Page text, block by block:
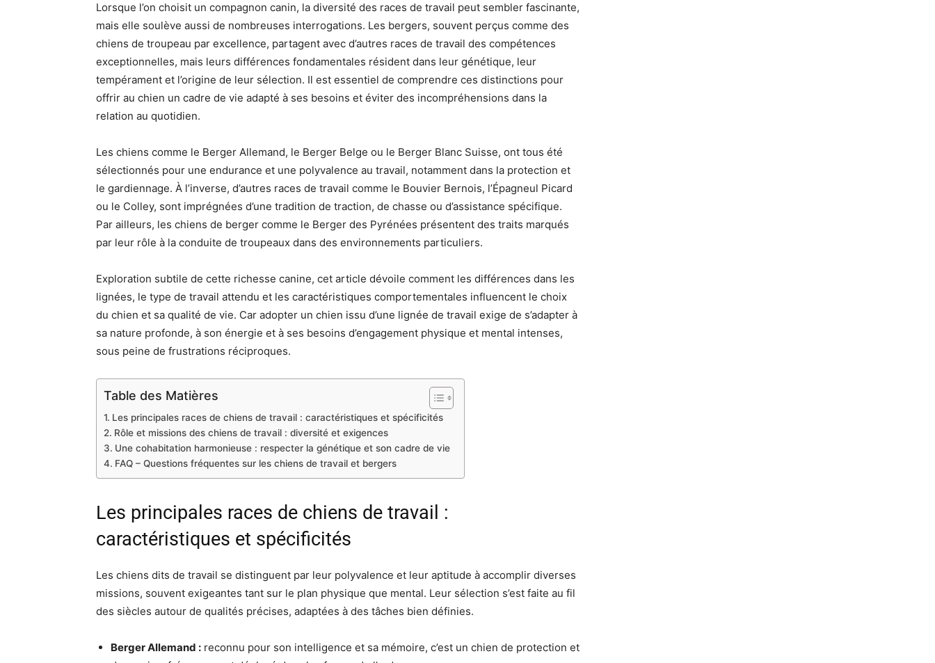
Lorsque l’on choisit un compagnon canin, la diversité des races de travail peut sembler fascinante,
mais elle soulève aussi de nombreuses interrogations. Les bergers, souvent perçus comme des
chiens de troupeau par excellence, partagent avec d’autres races de travail des compétences
exceptionnelles, mais leurs différences fondamentales résident dans leur génétique, leur
tempérament et l’origine de leur sélection. Il est essentiel de comprendre ces distinctions pour
offrir au chien un cadre de vie adapté à ses besoins et éviter des incompréhensions dans la
relation au quotidien.
Les chiens comme le Berger Allemand, le Berger Belge ou le Berger Blanc Suisse, ont tous été
sélectionnés pour une endurance et une polyvalence au travail, notamment dans la protection et
le gardiennage. À l’inverse, d’autres races de travail comme le Bouvier Bernois, l’Épagneul Picard
ou le Colley, sont imprégnées d’une tradition de traction, de chasse ou d’assistance spécifique.
Par ailleurs, les chiens de berger comme le Berger des Pyrénées présentent des traits marqués
par leur rôle à la conduite de troupeaux dans des environnements particuliers.
Exploration subtile de cette richesse canine, cet article dévoile comment les différences dans les
lignées, le type de travail attendu et les caractéristiques comportementales influencent le choix
du chien et sa qualité de vie. Car adopter un chien issu d’une lignée de travail exige de s’adapter à
sa nature profonde, à son énergie et à ses besoins d’engagement physique et mental intenses,
sous peine de frustrations réciproques.
Table des Matières
Les principales races de chiens de travail : caractéristiques et spécificités
Rôle et missions des chiens de travail : diversité et exigences
Une cohabitation harmonieuse : respecter la génétique et son cadre de vie
FAQ – Questions fréquentes sur les chiens de travail et bergers
Les principales races de chiens de travail :
caractéristiques et spécificités
Les chiens dits de travail se distinguent par leur polyvalence et leur aptitude à accomplir diverses
missions, souvent exigeantes tant sur le plan physique que mental. Leur sélection s’est faite au fil
des siècles autour de qualités précises, adaptées à des tâches bien définies.
Berger Allemand : reconnu pour son intelligence et sa mémoire, c’est un chien de protection et